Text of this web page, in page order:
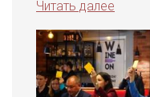
Читать далее